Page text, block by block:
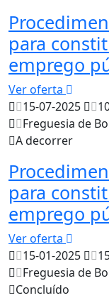
para
emprego
Ver oferta
15-07-2025
Freguesia de
A decorrer
para
emprego
Ver oferta
15-01-2025
Freguesia de
Concluído